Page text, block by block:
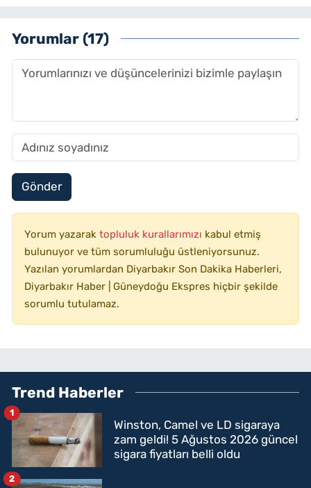
Yorumlar (17)
Gönder
Yorum yazarak topluluk kurallarımızı kabul etmiş
bulunuyor ve tüm sorumluluğu üstleniyorsunuz.
Yazılan yorumlardan Diyarbakır Son Dakika Haberleri,
Diyarbakır Haber | Güneydoğu Ekspres hiçbir şekilde
sorumlu tutulamaz.
Trend Haberler
Winston, Camel ve LD sigaraya
zam geldi! 5 Ağustos 2026 güncel
sigara fiyatları belli oldu
1
2